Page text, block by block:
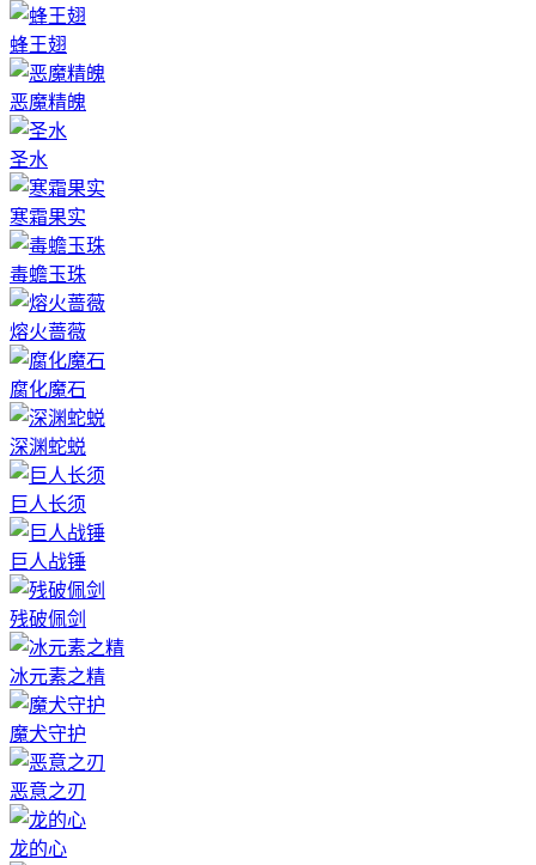
蜂王翅
恶魔精魄
圣水
寒霜果实
毒蟾玉珠
熔火蔷薇
腐化魔石
深渊蛇蜕
巨人长须
巨人战锤
残破佩剑
冰元素之精
魔犬守护
恶意之刃
龙的心